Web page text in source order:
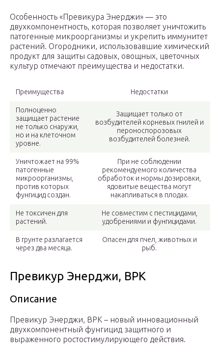
Особенность «Превикура Энерджи» — это
двухкомпонентность, которая позволяет уничтожить
патогенные микроорганизмы и укрепить иммунитет
растений. Огородники, использовавшие химический
продукт для защиты садовых, овощных, цветочных
культур отмечают преимущества и недостатки.
Преимущества Недостатки
Полноценно
защищает растение
не только снаружи,
но и на клеточном
уровне.
Защищает только от
возбудителей корневых гнилей и
пероноспорозовых
возбудителей болезней.
Уничтожает на 99%
патогенные
микроорганизмы,
против которых
фунгицид создан.
При не соблюдении
рекомендуемого количества
обработок и нормы дозировки,
ядовитые вещества могут
накапливаться в плодах.
Не токсичен для
растений.
Не совместим с пестицидами,
удобрениями и фунгицидами.
В грунте разлагается
через два месяца.
Опасен для пчел, животных и
рыб.
Превикур Энерджи, ВРК
Описание
Превикур Энерджи, ВРК – новый инновационный
двухкомпонентный фунгицид защитного и
выраженного ростостимулирующего действия.